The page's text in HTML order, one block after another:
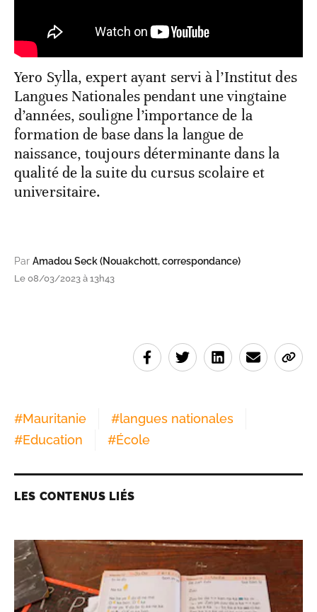
Yero Sylla, expert ayant servi à l’Institut des
Langues Nationales pendant une vingtaine
d’années, souligne l’importance de la
formation de base dans la langue de
naissance, toujours déterminante dans la
qualité de la suite du cursus scolaire et
universitaire.
Par Amadou Seck (Nouakchott, correspondance)
Le 08/03/2023 à 13h43
#Mauritanie #langues nationales
#Education #École
LES CONTENUS LIÉS